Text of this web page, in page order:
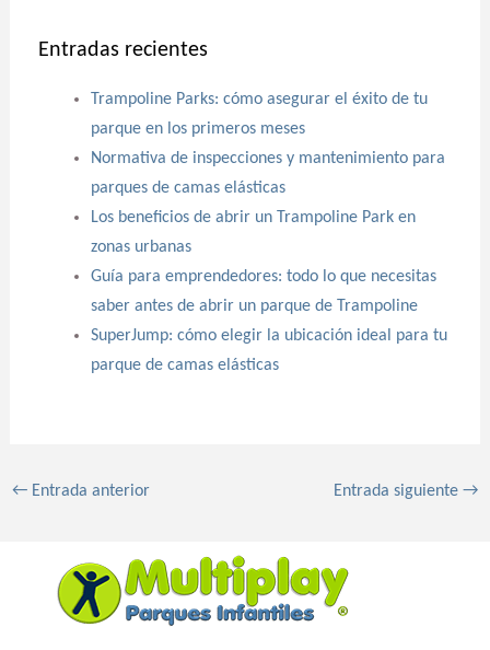
Entradas recientes
Trampoline Parks: cómo asegurar el éxito de tu
parque en los primeros meses
Normativa de inspecciones y mantenimiento para
parques de camas elásticas
Los beneficios de abrir un Trampoline Park en
zonas urbanas
Guía para emprendedores: todo lo que necesitas
saber antes de abrir un parque de Trampoline
SuperJump: cómo elegir la ubicación ideal para tu
parque de camas elásticas
←Entrada anterior Entrada siguiente→